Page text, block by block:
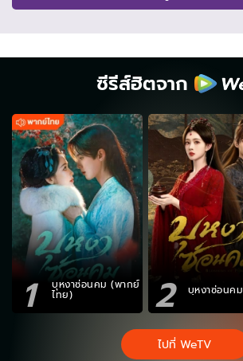
ซีรีส์ฮิตจาก
1 บุหงาซ่อนคม (พากย์
ไทย) 2 บุหงาซ่อนคม
ไปที่ WeTV